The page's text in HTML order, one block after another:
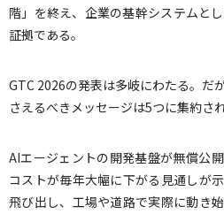
階」を終え、企業の基幹システムと
証拠である。
GTC 2026の発表は多岐にわたる。だ
さえるべきメッセージは5つに集約され
AIエージェントの開発基盤が無償公
コストが毎年大幅に下がる見通しが
飛び出し、工場や道路で実際に動き